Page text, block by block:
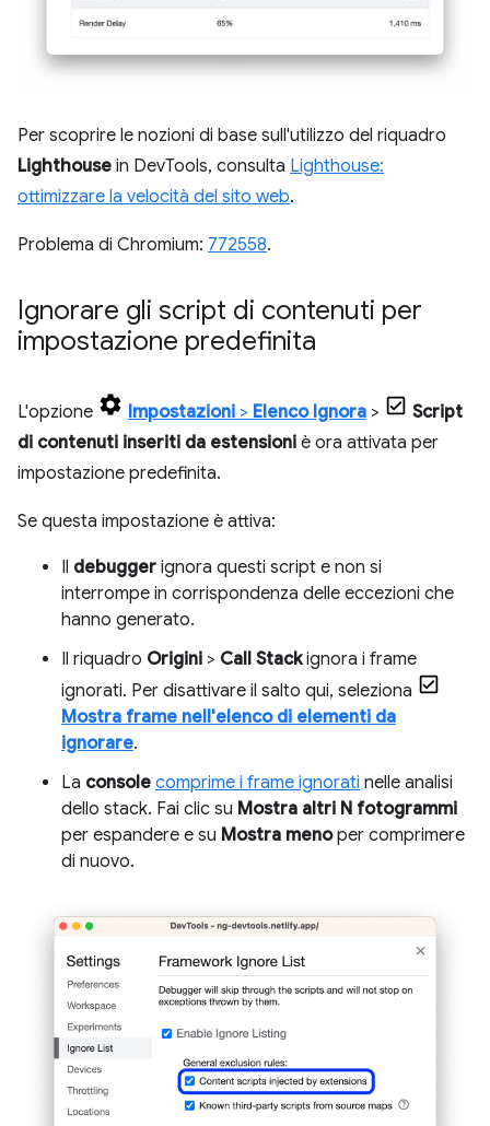
Per scoprire le nozioni di base sull'utilizzo del riquadro
Lighthouse in DevTools, consulta Lighthouse:
ottimizzare la velocità del sito web.
Problema di Chromium: 772558.
Ignorare gli script di contenuti per
impostazione predefinita
L'opzione Impostazioni > Elenco Ignora >
Script
di contenuti inseriti da estensioni è ora attivata per
impostazione predefinita.
Se questa impostazione è attiva:
Il debugger ignora questi script e non si
interrompe in corrispondenza delle eccezioni che
hanno generato.
Il riquadro Origini > Call Stackignora i frame
ignorati. Per disattivare il salto qui, seleziona
Mostra frame nell'elenco di elementi da
ignorare.
La console comprime i frame ignorati nelle analisi
dello stack. Fai clic su Mostra altri N fotogrammi
per espandere e su Mostra menoper comprimere
di nuovo.